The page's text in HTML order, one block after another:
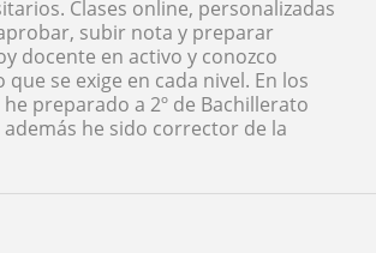
Clases online, personalizadas
subir nota y preparar
docente en activo y conozco
se exige en cada nivel. En los
preparado a 2º de Bachillerato
además he sido corrector de la